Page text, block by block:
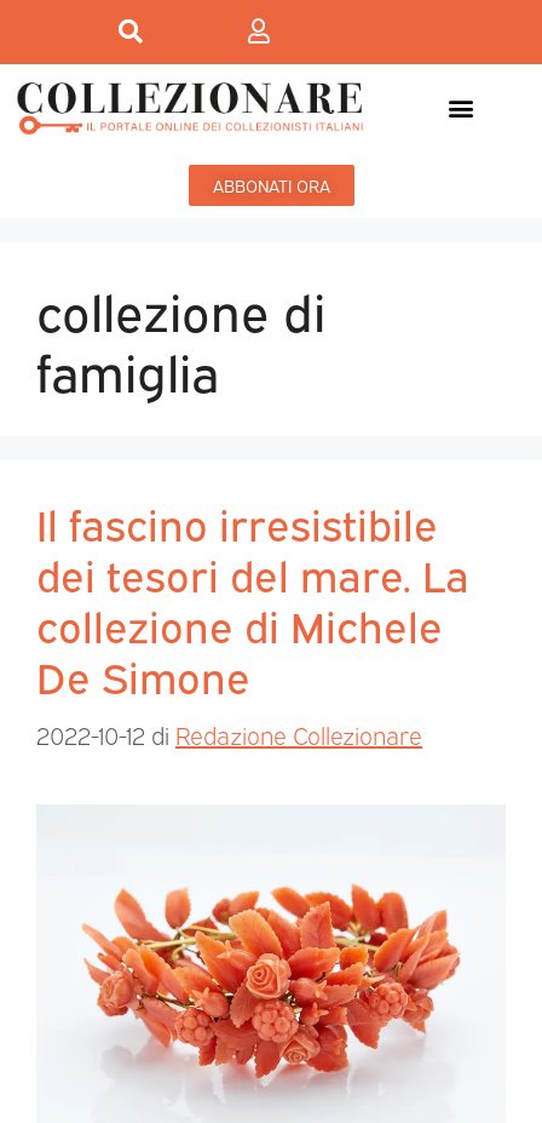
ABBONATI ORA
collezione di
famiglia
Il fascino irresistibile
dei tesori del mare. La
collezione di Michele
De Simone
2022-10-12 di Redazione Collezionare